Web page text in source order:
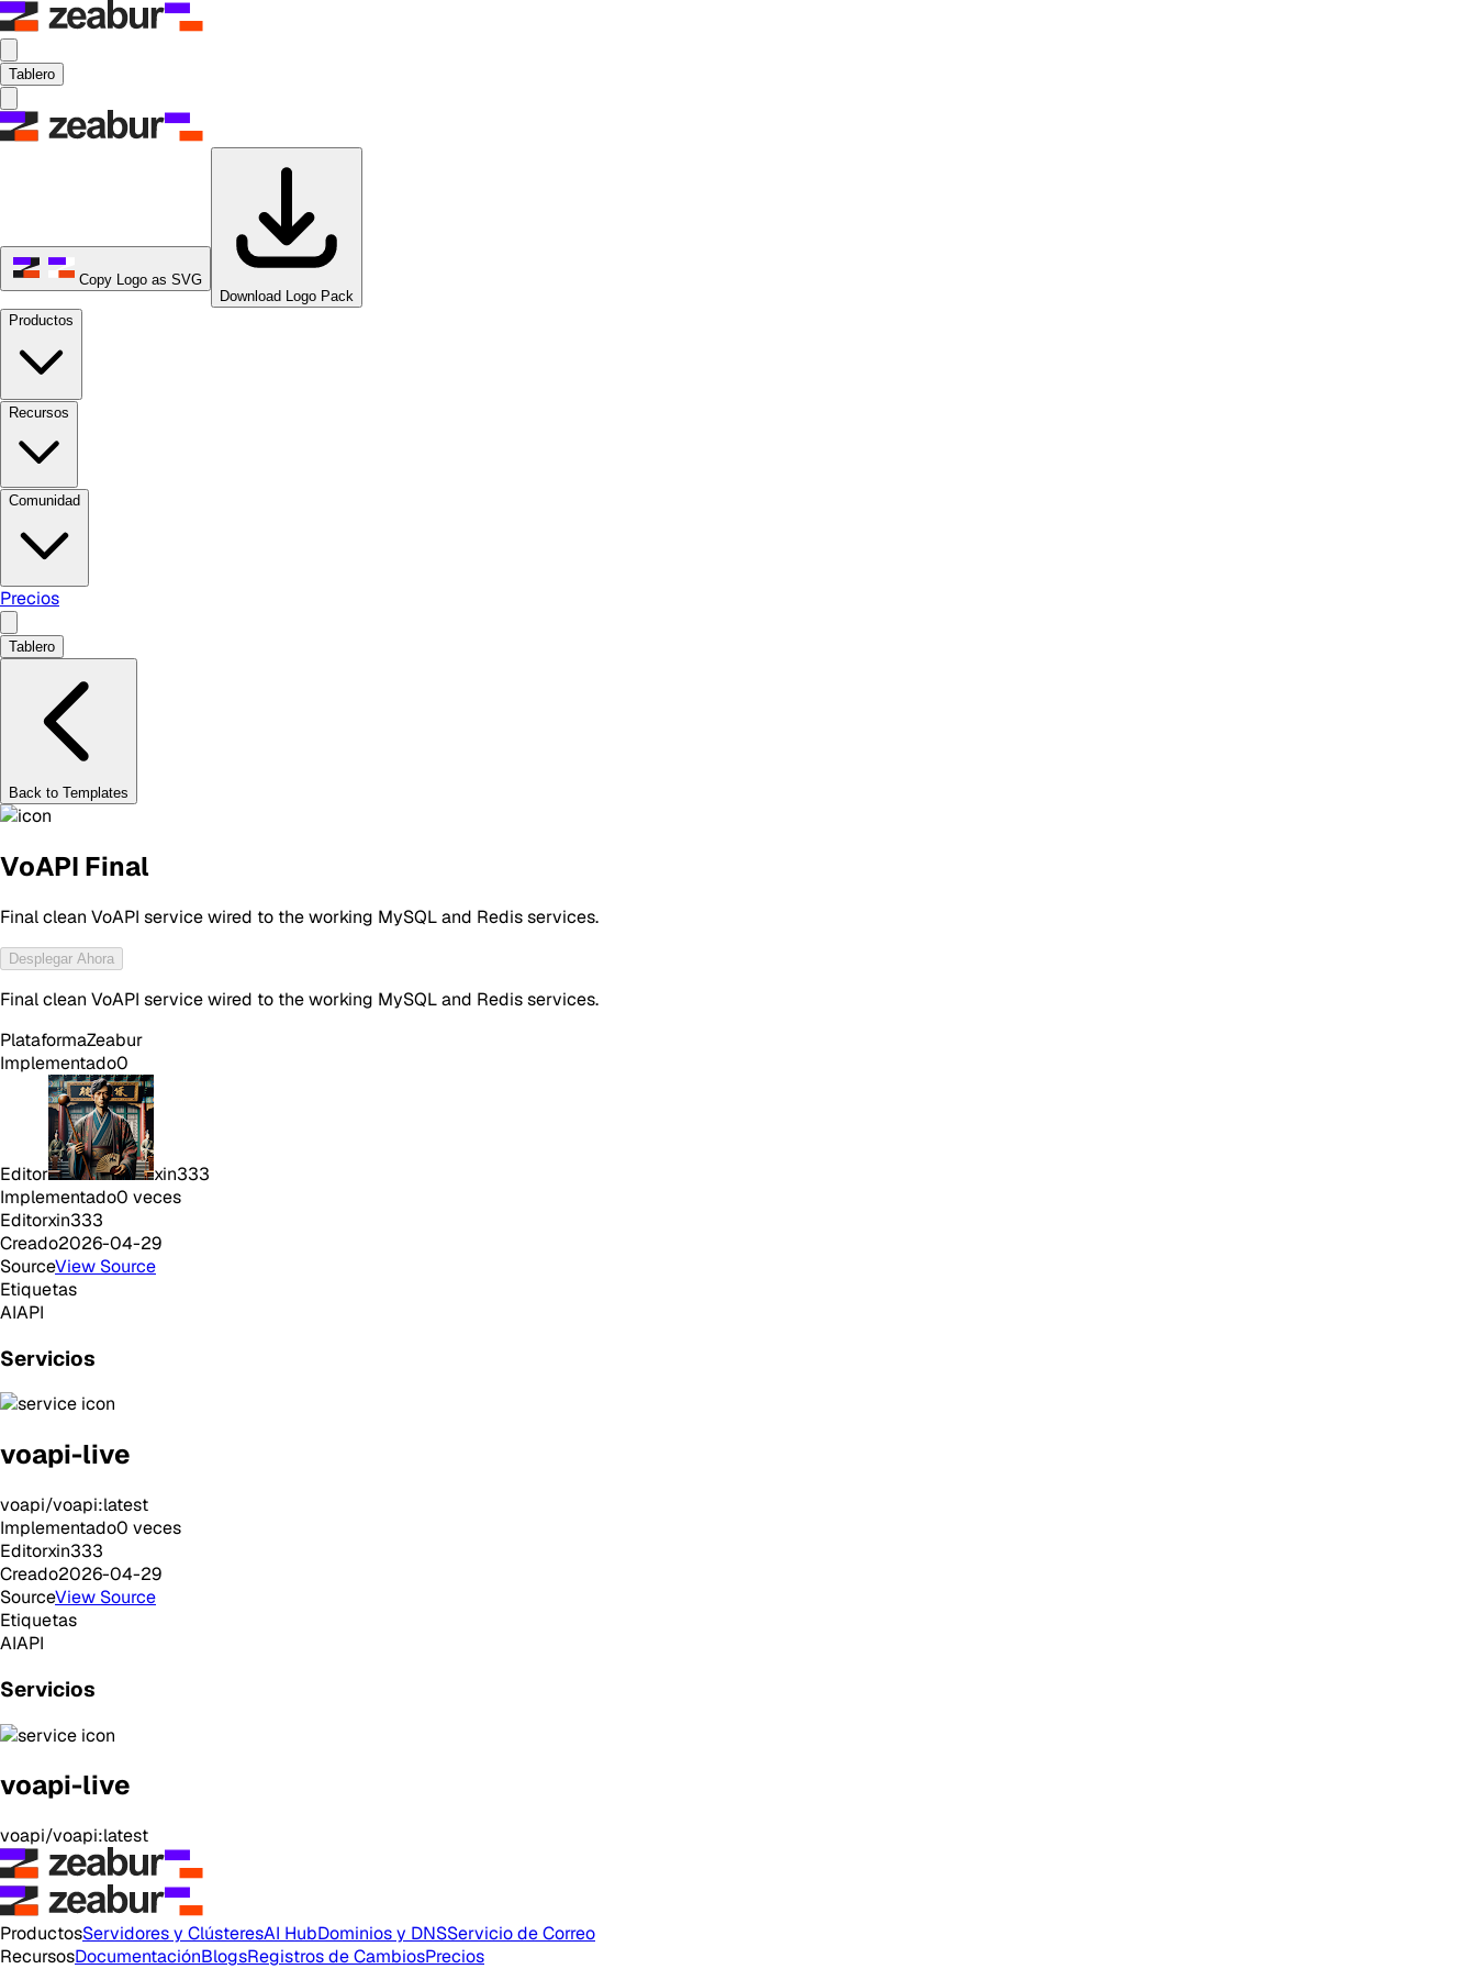
Tablero
Copy Logo as SVG
Download Logo Pack
Productos
Recursos
Comunidad
Precios
Tablero
Back to Templates
VoAPI Final
Final clean VoAPI service wired to the working MySQL and Redis services.
Desplegar Ahora
Final clean VoAPI service wired to the working MySQL and Redis services.
PlataformaZeabur
Implementado0
Editor
xin333
Implementado0 veces
Editorxin333
Creado2026-04-29
SourceView Source
Etiquetas
AIAPI
Servicios
voapi-live
voapi/voapi:latest
Implementado0 veces
Editorxin333
Creado2026-04-29
SourceView Source
Etiquetas
AIAPI
Servicios
voapi-live
voapi/voapi:latest
ProductosServidores y ClústeresAI HubDominios y DNSServicio de Correo
RecursosDocumentaciónBlogsRegistros de CambiosPrecios